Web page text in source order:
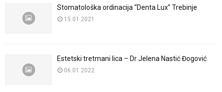
Stomatološka ordinacija “Denta Lux” Trebinje
15.01.2021
Estetski tretmani lica – Dr Jelena Nastić Đogović
06.01.2022